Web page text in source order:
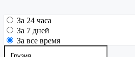
За 24 часа
За 7 дней
За все время